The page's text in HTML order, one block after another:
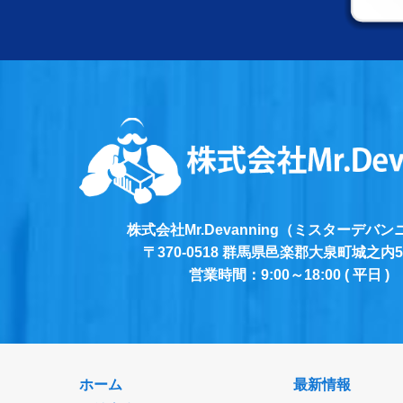
株式会社Mr.Devanning （ミスターデバン
〒370-0518 群馬県邑楽郡大泉町城之内
営業時間：9:00～18:00 ( 平日 )
ホーム
最新情報